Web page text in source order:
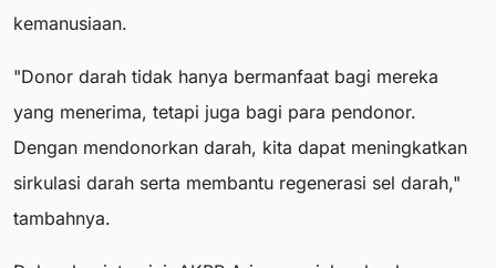
kemanusiaan.
"Donor darah tidak hanya bermanfaat bagi mereka
yang menerima, tetapi juga bagi para pendonor.
Dengan mendonorkan darah, kita dapat meningkatkan
sirkulasi darah serta membantu regenerasi sel darah,"
tambahnya.